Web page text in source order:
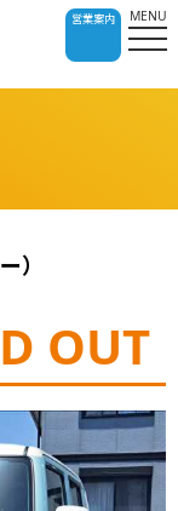
営業案内 MENU
）
OUT